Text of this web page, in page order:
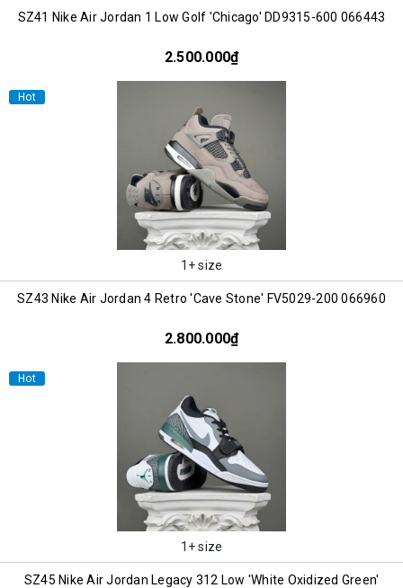
SZ41 Nike Air Jordan 1 Low Golf 'Chicago' DD9315-600 066443
2.500.000₫
Hot
1+ size
SZ43 Nike Air Jordan 4 Retro 'Cave Stone' FV5029-200 066960
2.800.000₫
Hot
1+ size
SZ45 Nike Air Jordan Legacy 312 Low 'White Oxidized Green'